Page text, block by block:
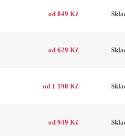
od 849 Kč
od 629 Kč
od 1 190 Kč
od 949 Kč